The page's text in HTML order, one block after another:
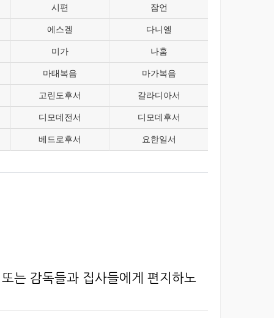
시편 잠언
에스겔 다니엘
미가 나훔
마태복음 마가복음
고린도후서 갈라디아서
디모데전서 디모데후서
베드로후서 요한일서
는 감독들과 집사들에게 편지하노